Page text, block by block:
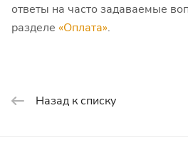
ответы на часто задаваемые
разделе «Оплата».
Назад к списку